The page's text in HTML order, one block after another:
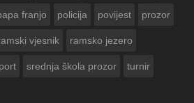
franjo policija povijest prozor
vjesnik ramsko jezero
srednja škola prozor turnir